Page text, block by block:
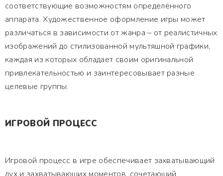
соответствующие возможностям определённого
аппарата. Художественное оформление игры может
различаться в зависимости от жанра – от реалистичных
изображений до стилизованной мультяшной графики,
каждая из которых обладает своим оригинальной
привлекательностью и заинтересовывает разные
целевые группы.
ИГРОВОЙ ПРОЦЕСС
Игровой процесс в игре обеспечивает захватывающий